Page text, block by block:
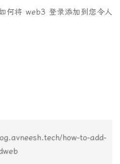
何将 web3 登录添加到您令人
how-to-add-